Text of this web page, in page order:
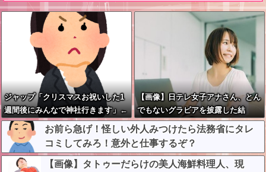
ジャップ「クリスマスお祝いした1
週間後にみんなで神社行きます」←
これ
【画像】日テレ女子アナさん、とん
でもないグラビアを披露した結
果・・・
お前ら急げ！怪しい外人みつけたら法務省にタレ
コミしてみろ！意外と仕事するぞ？
【画像】タトゥーだらけの美人海鮮料理人、現